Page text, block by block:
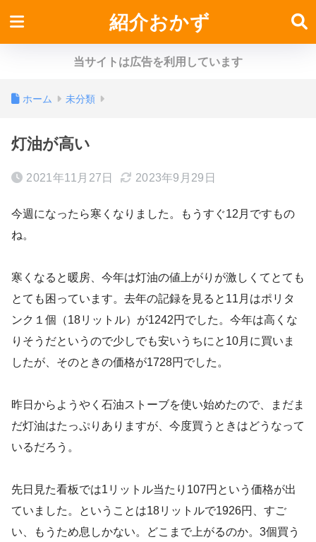
紹介おかず
当サイトは広告を利用しています
ホーム 未分類
灯油が高い
2021年11月27日 2023年9月29日
今週になったら寒くなりました。もうすぐ12月ですもの
ね。
寒くなると暖房、今年は灯油の値上がりが激しくてとても
とても困っています。去年の記録を見ると11月はポリタ
ンク１個（18リットル）が1242円でした。今年は高くな
りそうだというので少しでも安いうちにと10月に買いま
したが、そのときの価格が1728円でした。
昨日からようやく石油ストーブを使い始めたので、まだま
だ灯油はたっぷりありますが、今度買うときはどうなって
いるだろう。
先日見た看板では1リットル当たり107円という価格が出
ていました。ということは18リットルで1926円、すご
い、もうため息しかない。どこまで上がるのか。3個買う